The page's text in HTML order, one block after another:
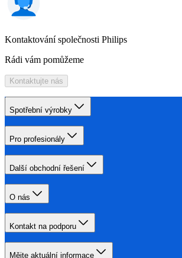
Kontaktování společnosti Philips
Rádi vám pomůžeme
Kontaktujte nás
Spotřební výrobky
Pro profesionály
Další obchodní řešení
O nás
Kontakt na podporu
Mějte aktuální informace